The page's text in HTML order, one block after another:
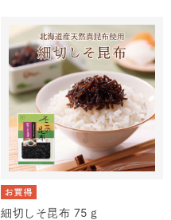
細切しそ昆布 75ｇ